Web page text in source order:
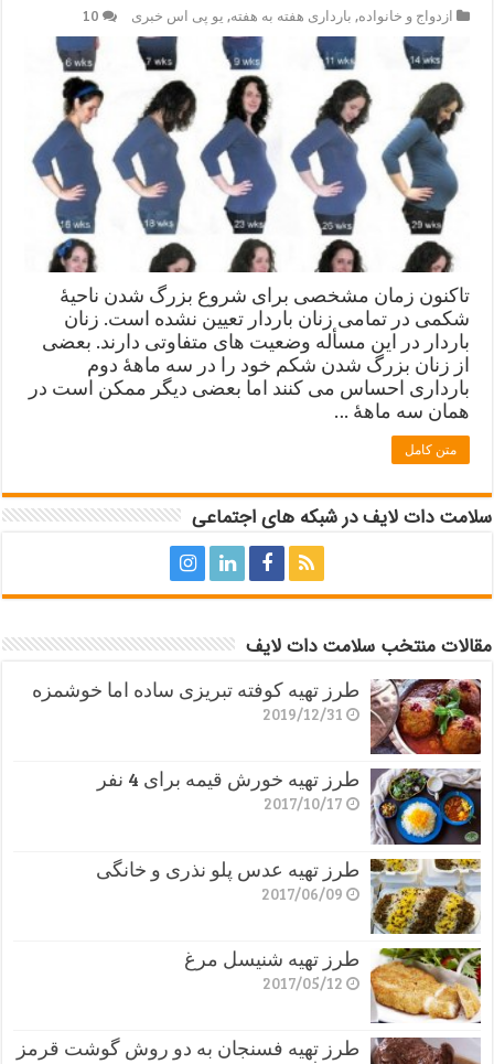
ازدواج و خانواده, بارداری هفته به هفته, یو پی اس خبری 10
تاکنون زمان مشخصی برای شروع بزرگ شدن ناحیۀ
شکمی در تمامی زنان باردار تعیین نشده است. زنان
باردار در این مسأله وضعیت های متفاوتی دارند. بعضی
از زنان بزرگ شدن شکم خود را در سه ماهۀ دوم
بارداری احساس می کنند اما بعضی دیگر ممکن است در
همان سه ماهۀ …
متن کامل
سلامت دات لایف در شبکه های اجتماعی
مقالات منتخب سلامت دات لایف
طرز تهیه کوفته تبریزی ساده اما خوشمزه
2019/12/31
طرز تهیه خورش قیمه برای 4 نفر
2017/10/17
طرز تهیه عدس پلو نذری و خانگی
2017/06/09
طرز تهیه شنیسل مرغ
2017/05/12
طرز تهیه فسنجان به دو روش گوشت قرمز